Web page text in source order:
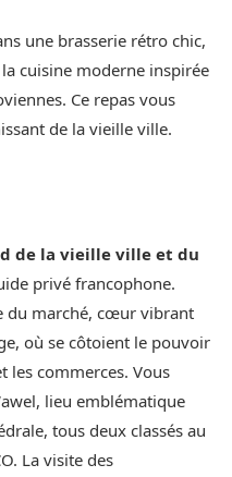
une brasserie rétro chic,
cuisine moderne inspirée
Ce repas vous
de la vieille ville.
de la vieille ville et du
privé francophone.
du marché, cœur vibrant
où se côtoient le pouvoir
les commerces. Vous
lieu emblématique
tous deux classés au
La visite des